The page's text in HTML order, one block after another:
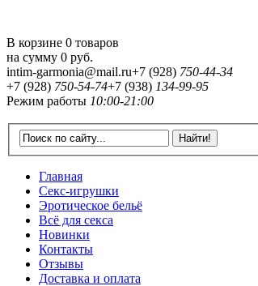
В корзине 0 товаров
на сумму 0 руб.
intim-garmonia@mail.ru+7 (928) 750-44-34
+7 (928) 750-54-74+7 (938) 134-99-95
Режим работы 10:00-21:00
Главная
Секс-игрушки
Эротическое бельё
Всё для секса
Новинки
Контакты
Отзывы
Доставка и оплата